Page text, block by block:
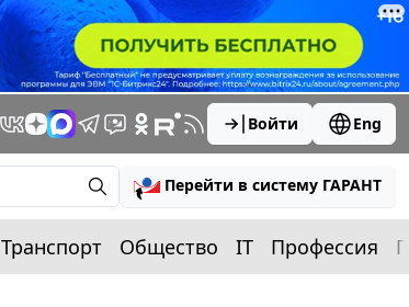
Войти Eng
Перейти в систему ГАРАНТ
Транспорт Общество IT Профессия